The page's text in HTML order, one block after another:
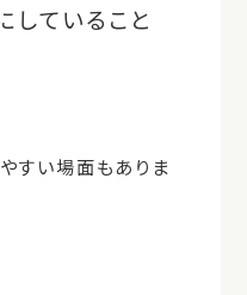
ていること
すい場面もありま